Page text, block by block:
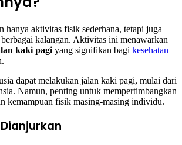
hanya aktivitas fisik sederhana, tetapi juga
kalangan. Aktivitas ini menawarkan
kaki pagi yang signifikan bagi kesehatan
dapat melakukan jalan kaki pagi, mulai dari
Namun, penting untuk mempertimbangkan
kemampuan fisik masing-masing individu.